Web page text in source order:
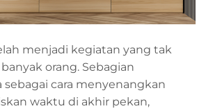
menjadi kegiatan yang tak
orang. Sebagian
cara menyenangkan
waktu di akhir pekan,